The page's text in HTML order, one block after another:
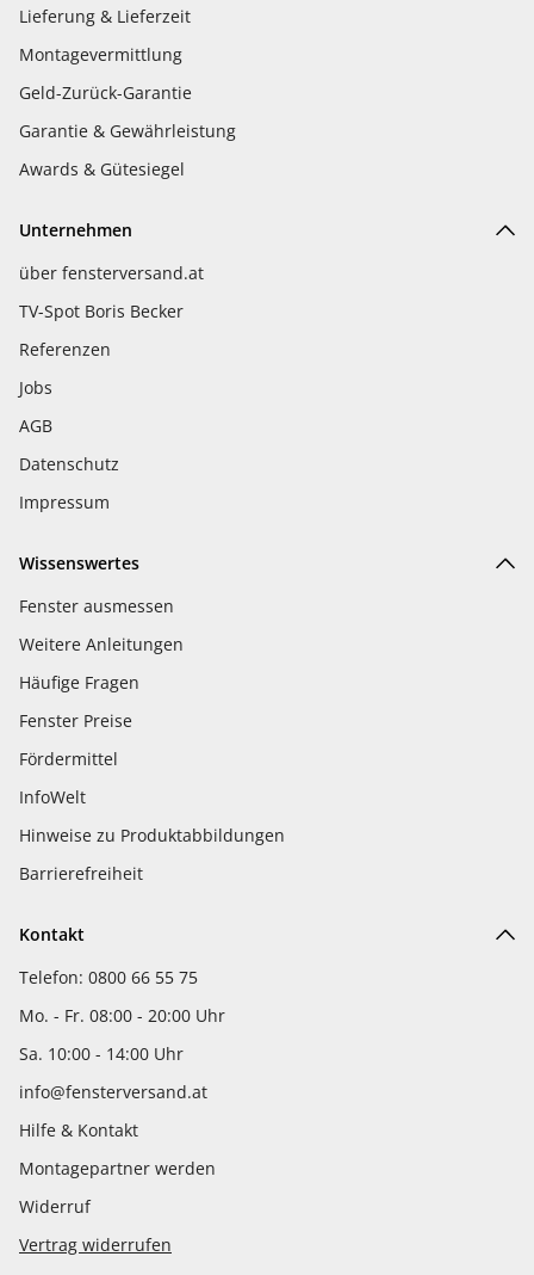
Lieferung & Lieferzeit
Montagevermittlung
Geld-Zurück-Garantie
Garantie & Gewährleistung
Awards & Gütesiegel
Unternehmen
über fensterversand.at
TV-Spot Boris Becker
Referenzen
Jobs
AGB
Datenschutz
Impressum
Wissenswertes
Fenster ausmessen
Weitere Anleitungen
Häufige Fragen
Fenster Preise
Fördermittel
InfoWelt
Hinweise zu Produktabbildungen
Barrierefreiheit
Kontakt
Telefon: 0800 66 55 75
Mo. - Fr. 08:00 - 20:00 Uhr
Sa. 10:00 - 14:00 Uhr
info@fensterversand.at
Hilfe & Kontakt
Montagepartner werden
Widerruf
Vertrag widerrufen